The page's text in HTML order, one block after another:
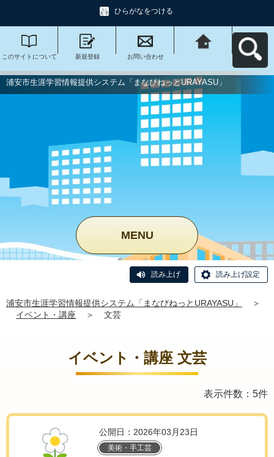
ひらがなをつける
このサイトについて 新規登録 お問い合わせ
びねっと
URAYASU」へ戻る
浦安市生涯学習情報提供システム「まなびねっとURAYASU」
MENU
読み上げ 読み上げ設定
浦安市生涯学習情報提供システム「まなびねっとURAYASU」
＞
イベント・講座
＞ 文芸
イベント・講座 文芸
表示件数：5件
公開日：2026年03月23日
美術・手工芸